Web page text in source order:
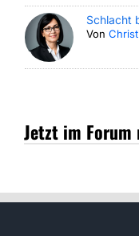
Schlacht
Von
Jetzt im